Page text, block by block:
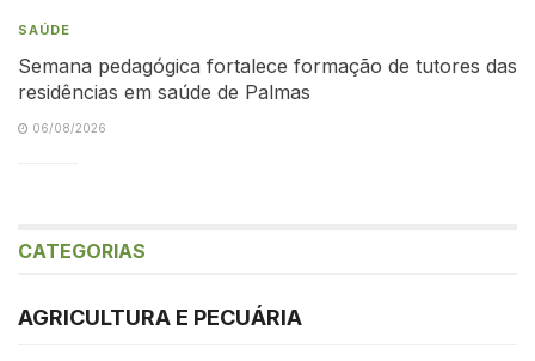
SAÚDE
Semana pedagógica fortalece formação de tutores das
residências em saúde de Palmas
06/08/2026
CATEGORIAS
AGRICULTURA E PECUÁRIA